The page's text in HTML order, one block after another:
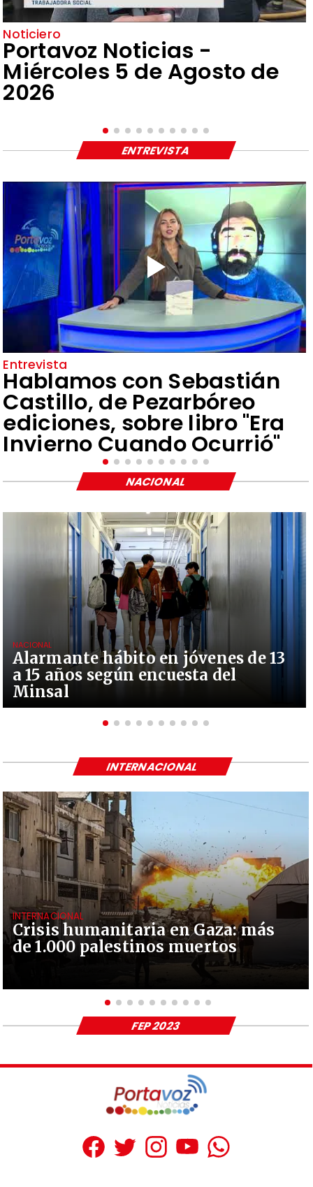
Noticiero
Portavoz Noticias -
Miércoles 5 de Agosto de
2026
Entrevista
Hablamos con Sebastián
Castillo, de Pezarbóreo
ediciones, sobre libro "Era
Invierno Cuando Ocurrió"
ENTREVISTA
Alarmante hábito en jóvenes de 13
a 15 años según encuesta del
Minsal
NACIONAL
NACIONAL
Crisis humanitaria en Gaza: más
de 1.000 palestinos muertos
INTERNACIONAL
INTERNACIONAL
FEP 2023